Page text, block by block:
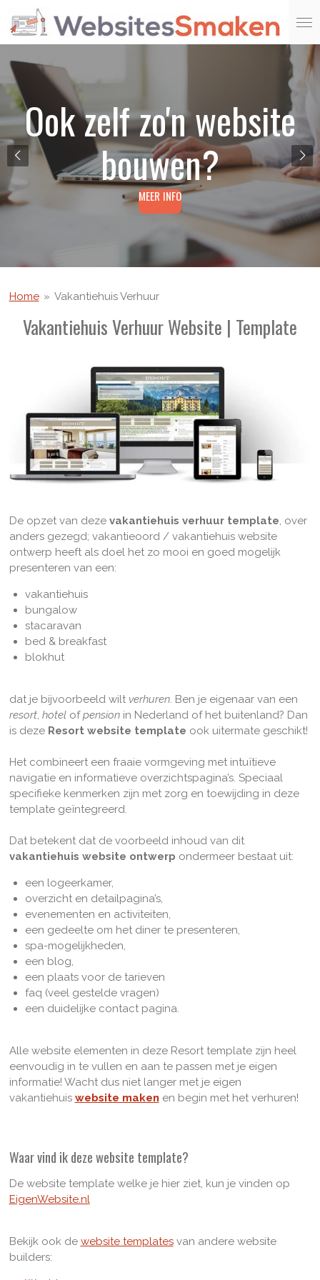
Ga
direct
naar
de
hoofdinhoud
Ook zelf zo'n website
bouwen?
MEER INFO
Home » Vakantiehuis Verhuur
Vakantiehuis Verhuur Website | Template
De opzet van deze vakantiehuis verhuur template, over
anders gezegd; vakantieoord / vakantiehuis website
ontwerp heeft als doel het zo mooi en goed mogelijk
presenteren van een:
vakantiehuis
bungalow
stacaravan
bed & breakfast
blokhut
dat je bijvoorbeeld wilt verhuren. Ben je eigenaar van een
resort, hotelofpensionin Nederland of het buitenland? Dan
is deze Resort website template ook uitermate geschikt!
Het combineert een fraaie vormgeving met intuïtieve
navigatie en informatieve overzichtspagina’s. Speciaal
specifieke kenmerken zijn met zorg en toewijding in deze
template geïntegreerd.
Dat betekent dat de voorbeeld inhoud van dit
vakantiehuis website ontwerp ondermeer bestaat uit:
een logeerkamer,
overzicht en detailpagina’s,
evenementen en activiteiten,
een gedeelte om het diner te presenteren,
spa-mogelijkheden,
een blog,
een plaats voor de tarieven
faq (veel gestelde vragen)
een duidelijke contact pagina.
Alle website elementen in deze Resort template zijn heel
eenvoudig in te vullen en aan te passen met je eigen
informatie! Wacht dus niet langer met je eigen
vakantiehuis website maken en begin met het verhuren!
Waar vind ik deze website template?
De website template welke je hier ziet, kun je vinden op
EigenWebsite.nl
Bekijk ook de website templatesvan andere website
builders: